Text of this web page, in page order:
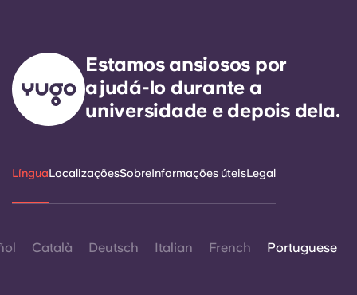
Estamos ansiosos por
ajudá-lo durante a
universidade e depois dela.
LínguaLocalizaçõesSobreInformações úteisLegal
Català Deutsch Italian French Portuguese